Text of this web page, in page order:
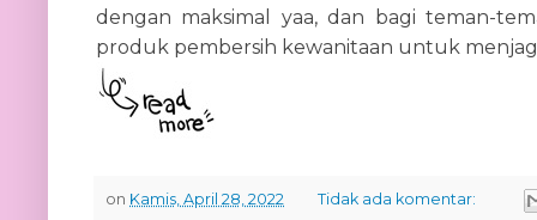
dengan maksimal yaa, dan bagi teman-
produk pembersih kewanitaan untuk
on Kamis, April 28, 2022
Tidak ada komentar: